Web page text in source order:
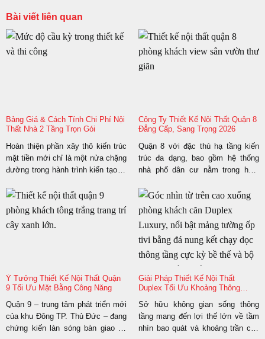
Bài viết liên quan
Bảng Giá & Cách Tính Chi Phí Nội
Thất Nhà 2 Tầng Trọn Gói
Hoàn thiện phần xây thô kiến trúc
mặt tiền mới chỉ là một nửa chặng
đường trong hành trình kiến tạo tổ
theo mới là bước đi cốt lõi để biến
ngôi nhà kiên cố thành không gian
sống tiện nghi, phản ánh chính xác
gu thẩm...
Công Ty Thiết Kế Nội Thất Quận 8
Đẳng Cấp, Sang Trọng 2026
Quận 8 với đặc thù hạ tầng kiến
trúc đa dạng, bao gồm hệ thống
nhà phố dân cư nằm trong hẻm
cư cao tầng mới xây dựng, đang
là khu vực có mật độ an cư cao
tại TP.HCM. Để kiến tạo một môi
trường sống tiện...
Ý Tưởng Thiết Kế Nội Thất Quận
9 Tối Ưu Mặt Bằng Công Năng
Quận 9 – trung tâm phát triển mới
của khu Đông TP. Thủ Đức – đang
chứng kiến làn sóng bàn giao hạ
Giải Pháp Thiết Kế Nội Thất
Duplex Tối Ưu Khoảng Thông
Sở hữu không gian sống thông
tầng mang đến lợi thế lớn về tầm
nhìn bao quát và khoảng trần cao